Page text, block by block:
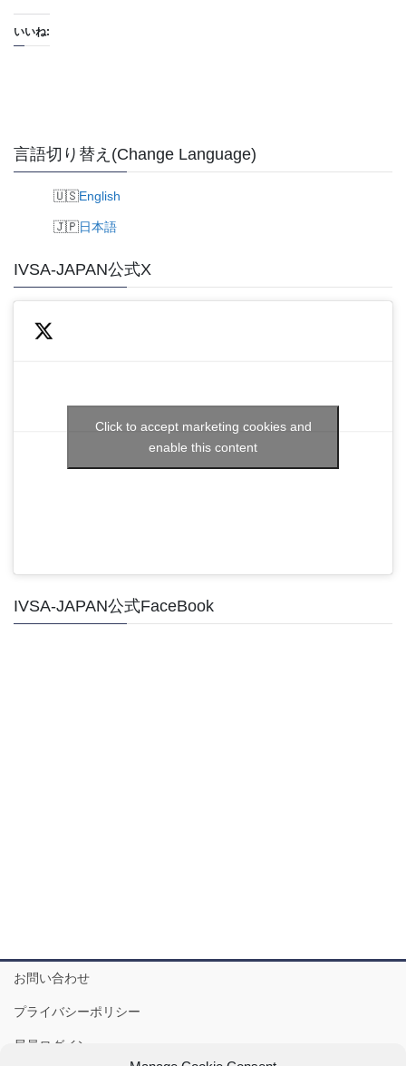
いいね:
言語切り替え(Change Language)
English
日本語
IVSA-JAPAN公式X
Click to accept marketing cookies and
enable this content
IVSA-JAPAN公式FaceBook
お問い合わせ
プライバシーポリシー
局員ログイン